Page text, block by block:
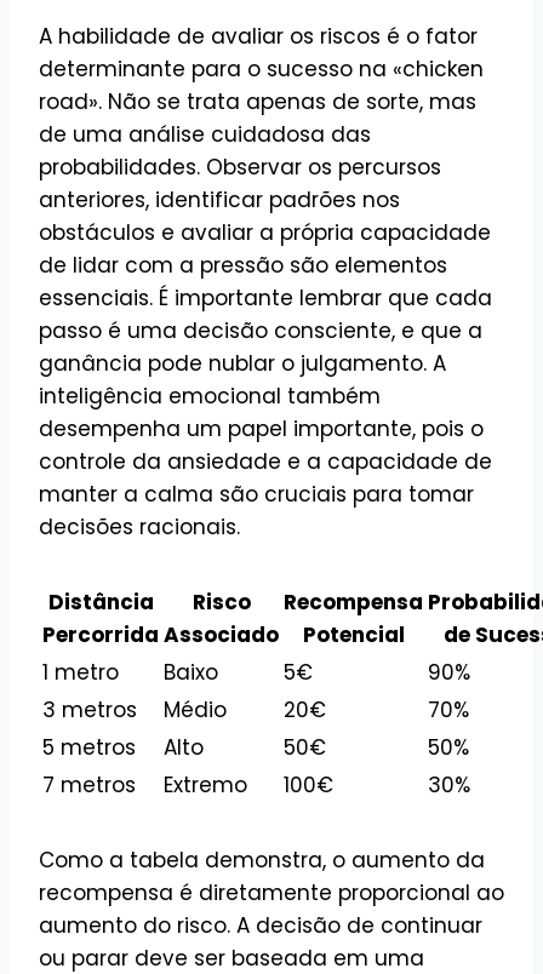
A habilidade de avaliar os riscos é o fator
determinante para o sucesso na «chicken
road». Não se trata apenas de sorte, mas
de uma análise cuidadosa das
probabilidades. Observar os percursos
anteriores, identificar padrões nos
obstáculos e avaliar a própria capacidade
de lidar com a pressão são elementos
essenciais. É importante lembrar que cada
passo é uma decisão consciente, e que a
ganância pode nublar o julgamento. A
inteligência emocional também
desempenha um papel importante, pois o
controle da ansiedade e a capacidade de
manter a calma são cruciais para tomar
decisões racionais.
Distância
Percorrida
Risco
Associado
Recompensa
Potencial
de
1 metro
Baixo 5€
90%
3 metros
Médio 20€
70%
5 metros
Alto 50€
50%
7 metros
Extremo 100€ 30%
Como a tabela demonstra, o aumento da
recompensa é diretamente proporcional ao
aumento do risco. A decisão de continuar
ou parar deve ser baseada em uma